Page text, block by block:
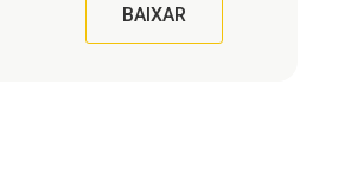
BAIXAR